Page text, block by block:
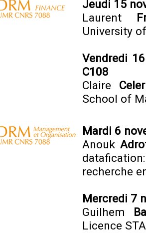
Jeudi 15
Laurent
University
Vendredi
C108
Claire
School of
Mardi 6
Anouk
recherche
Mercredi 7
Guilhem
Licence